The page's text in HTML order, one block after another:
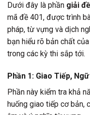
Dưới đây là phần giải
mã đề 401, được trình
pháp, từ vựng và dịch
bạn hiểu rõ bản chất
trong các kỳ thi sắp tới.
Phần 1: Giao Tiếp,
Phần này kiểm tra khả
huống giao tiếp cơ bản,